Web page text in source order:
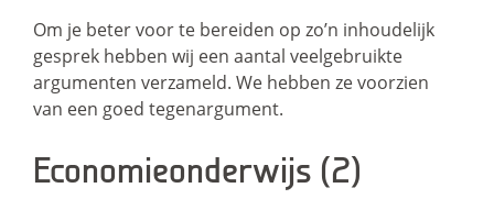
Om je beter voor te bereiden op zo’n inhoudelijk
gesprek hebben wij een aantal veelgebruikte
argumenten verzameld. We hebben ze voorzien
van een goed tegenargument.
Economieonderwijs (2)